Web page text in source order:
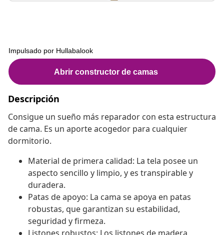
Descripción
Consigue un sueño más reparador con esta estructura
de cama. Es un aporte acogedor para cualquier
dormitorio.
Material de primera calidad: La tela posee un
aspecto sencillo y limpio, y es transpirable y
duradera.
Patas de apoyo: La cama se apoya en patas
robustas, que garantizan su estabilidad,
seguridad y firmeza.